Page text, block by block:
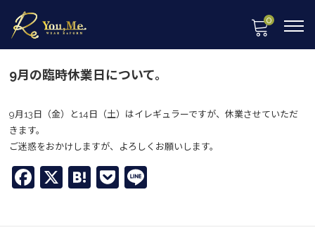
0
9月の臨時休業日について。
9月13日（金）と14日（土）はイレギュラーですが、休業させていただ
きます。
ご迷惑をおかけしますが、よろしくお願いします。
Facebook
X Hatena
Pocket